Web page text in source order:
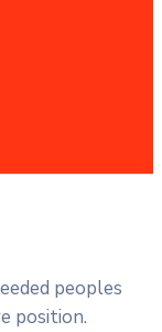
peoples
position.